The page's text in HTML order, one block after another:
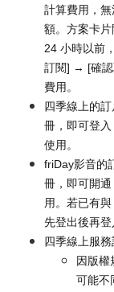
計算費用，
額。方案卡
24 小時以前
訂閱] → [確認
費用。
四季線上的
冊，即可登
使用。
friDay影音的
冊，即可開
用。若已有
先登出後再登
四季線上服務
因版權
可能不